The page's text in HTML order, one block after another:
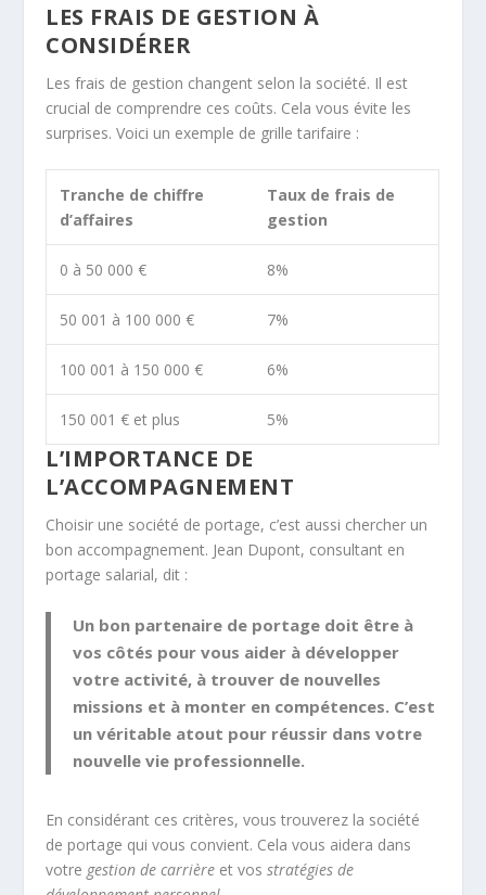
LES FRAIS DE GESTION À
CONSIDÉRER
Les frais de gestion changent selon la société. Il est
crucial de comprendre ces coûts. Cela vous évite les
surprises. Voici un exemple de grille tarifaire :
Tranche de chiffre
d’affaires
Taux de frais de
gestion
0 à 50 000 € 8%
50 001 à 100 000 € 7%
100 001 à 150 000 € 6%
150 001 € et plus 5%
L’IMPORTANCE DE
L’ACCOMPAGNEMENT
Choisir une société de portage, c’est aussi chercher un
bon accompagnement. Jean Dupont, consultant en
portage salarial, dit :
Un bon partenaire de portage doit être à
vos côtés pour vous aider à développer
votre activité, à trouver de nouvelles
missions et à monter en compétences. C’est
un véritable atout pour réussir dans votre
nouvelle vie professionnelle.
En considérant ces critères, vous trouverez la société
de portage qui vous convient. Cela vous aidera dans
votre gestion de carrière et vosstratégies de